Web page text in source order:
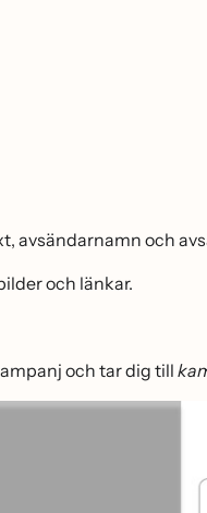
avsändarnamn och
och länkar.
och tar dig till